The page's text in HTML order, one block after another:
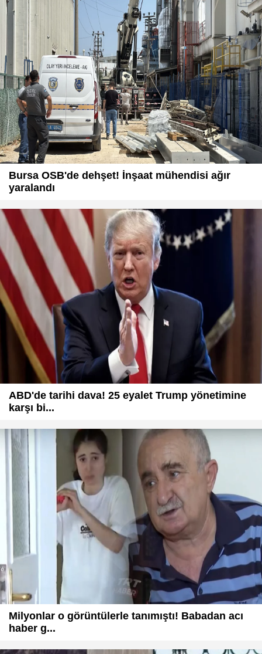
Bursa OSB'de dehşet! İnşaat mühendisi ağır
yaralandı
ABD'de tarihi dava! 25 eyalet Trump yönetimine
karşı bi...
Milyonlar o görüntülerle tanımıştı! Babadan acı
haber g...